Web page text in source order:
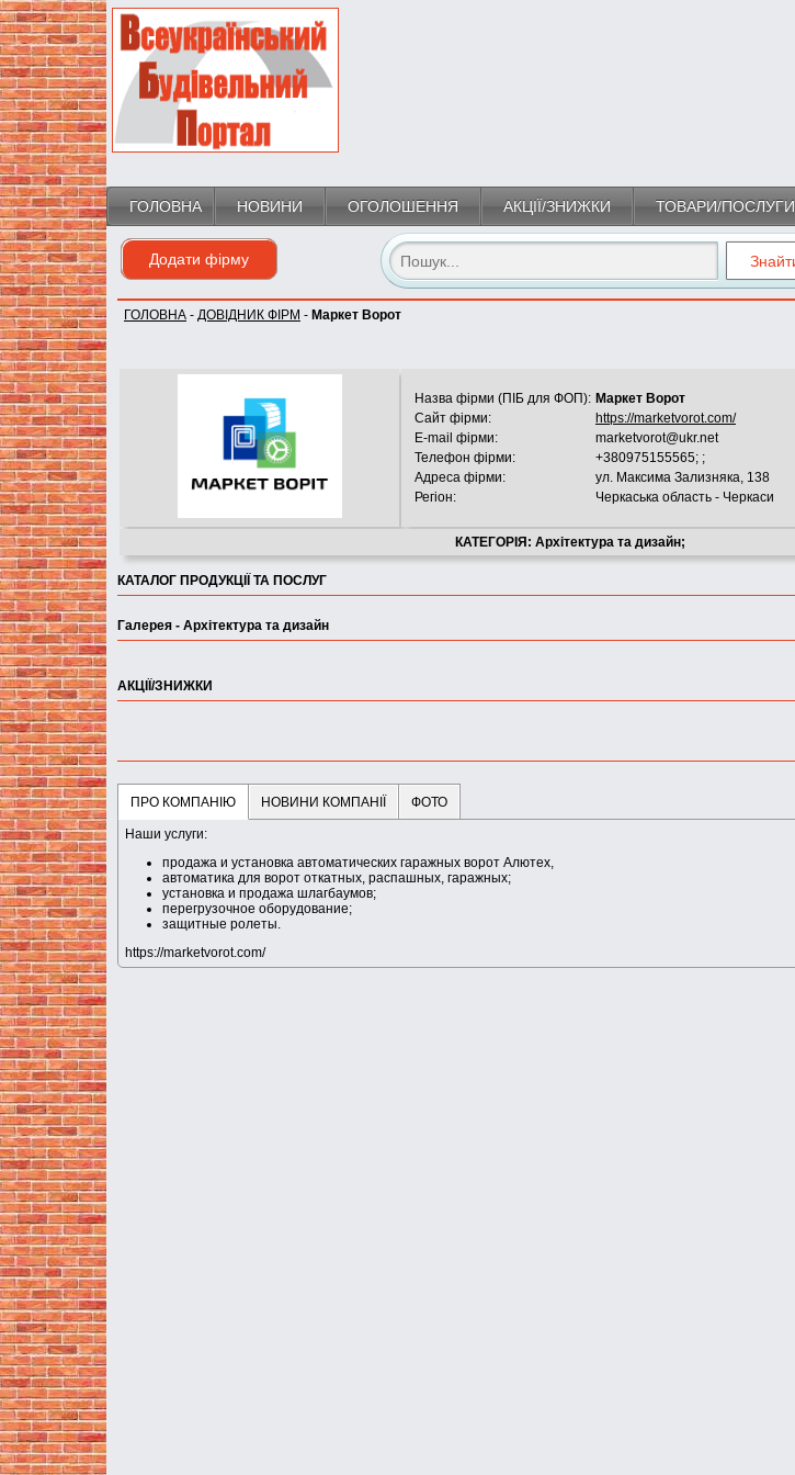
ГОЛОВНА НОВИНИ ОГОЛОШЕННЯ АКЦІЇ/ЗНИЖКИ ТОВАРИ/ПОСЛУГИ
Додати фірму
ГОЛОВНА - ДОВІДНИК ФІРМ - Маркет Ворот
Назва фірми (ПІБ для ФОП): Маркет Ворот
Сайт фірми:
https://marketvorot.com/
E-mail фірми:
marketvorot@ukr.net
Телефон фірми:
+380975155565; ;
Адреса фірми:
ул. Максима Зализняка, 138
Регіон:
Черкаська область - Черкаси
КАТЕГОРІЯ: Архітектура та дизайн;
КАТАЛОГ ПРОДУКЦІЇ ТА ПОСЛУГ
Галерея - Архітектура та дизайн
АКЦІЇ/ЗНИЖКИ
ПРО КОМПАНІЮ НОВИНИ КОМПАНІЇ ФОТО
Наши услуги:
продажа и установка автоматических гаражных ворот Алютех,
автоматика для ворот откатных, распашных, гаражных;
установка и продажа шлагбаумов;
перегрузочное оборудование;
защитные ролеты.
https://marketvorot.com/